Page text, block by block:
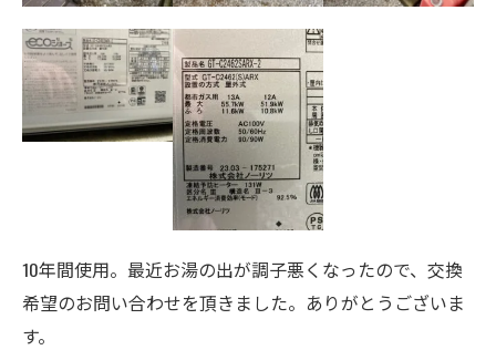
10年間使用。最近お湯の出が調子悪くなったので、交換
希望のお問い合わせを頂きました。ありがとうございま
す。